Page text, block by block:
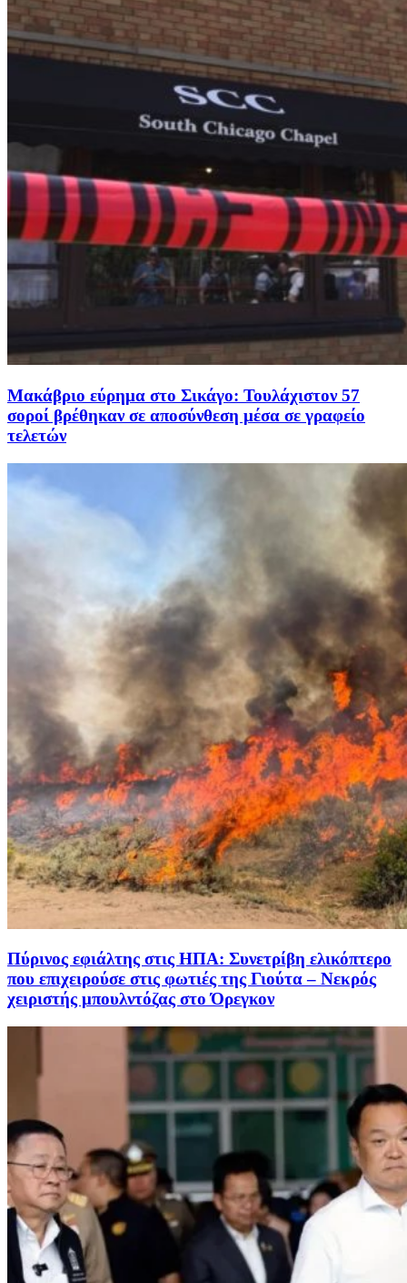
Μακάβριο εύρημα στο Σικάγο: Τουλάχιστον 57
σοροί βρέθηκαν σε αποσύνθεση μέσα σε γραφείο
τελετών
Πύρινος εφιάλτης στις ΗΠΑ: Συνετρίβη ελικόπτερο
που επιχειρούσε στις φωτιές της Γιούτα – Νεκρός
χειριστής μπουλντόζας στο Όρεγκον